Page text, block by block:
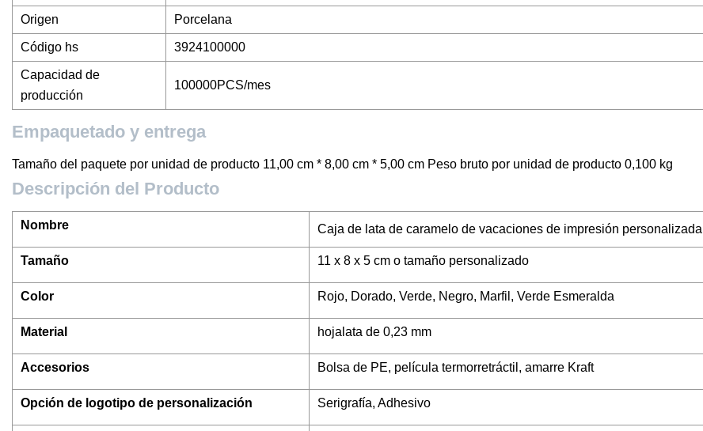
Origen Porcelana
Código hs 3924100000
Capacidad de
producción
100000PCS/mes
Empaquetado y entrega
Tamaño del paquete por unidad de producto 11,00 cm * 8,00 cm * 5,00 cm Peso bruto por unidad de producto 0,100 kg
Descripción del Producto
Nombre Caja de lata de caramelo de vacaciones de impresión personalizada
Tamaño 11 x 8 x 5 cm o tamaño personalizado
Color Rojo, Dorado, Verde, Negro, Marfil, Verde Esmeralda
Material hojalata de 0,23 mm
Accesorios Bolsa de PE, película termorretráctil, amarre Kraft
Opción de logotipo de personalización Serigrafía, Adhesivo